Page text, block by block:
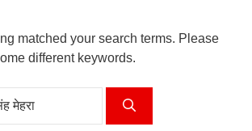
matched your search terms. Please
different keywords.